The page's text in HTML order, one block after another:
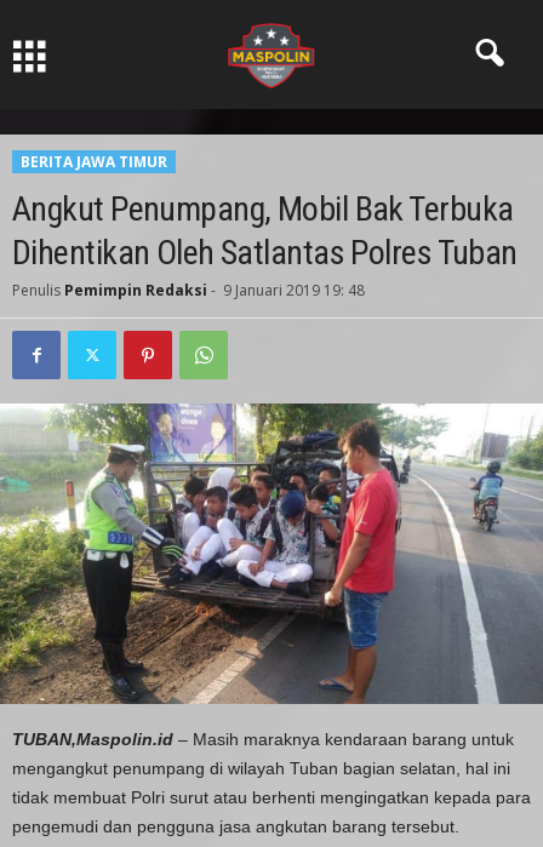
BERITA JAWA TIMUR
Angkut Penumpang, Mobil Bak Terbuka
Dihentikan Oleh Satlantas Polres Tuban
Penulis Pemimpin Redaksi - 9 Januari 2019 19: 48
TUBAN,Maspolin.id – Masih maraknya kendaraan barang untuk
mengangkut penumpang di wilayah Tuban bagian selatan, hal ini
tidak membuat Polri surut atau berhenti mengingatkan kepada para
pengemudi dan pengguna jasa angkutan barang tersebut.